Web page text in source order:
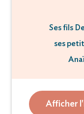
Ses fils
ses
Afficher